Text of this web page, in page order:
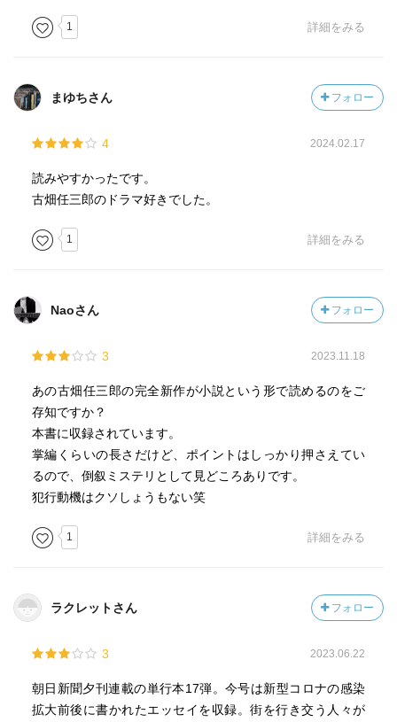
1 詳細をみる
まゆちさん フォロー
4 2024.02.17
読みやすかったです。
古畑任三郎のドラマ好きでした。
1 詳細をみる
Naoさん フォロー
3 2023.11.18
あの古畑任三郎の完全新作が小説という形で読めるのをご
存知ですか？
本書に収録されています。
掌編くらいの長さだけど、ポイントはしっかり押さえてい
るので、倒叙ミステリとして見どころありです。
犯行動機はクソしょうもない笑
1 詳細をみる
ラクレットさん フォロー
3 2023.06.22
朝日新聞夕刊連載の単行本17弾。今号は新型コロナの感染
拡大前後に書かれたエッセイを収録。街を行き交う人々が